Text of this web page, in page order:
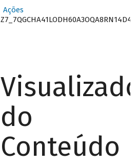
Ações
Z7_7QGCHA41LODH60A3OQA8RN14D4
Visualizador
do
Conteúdo